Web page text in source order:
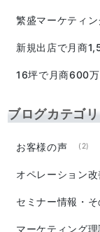
繁盛マーケティ
新規出店で月商
16坪で月商600
ブログカテゴ
お客様の声 (2)
オペレーション改
セミナー情報・
マーケティング理